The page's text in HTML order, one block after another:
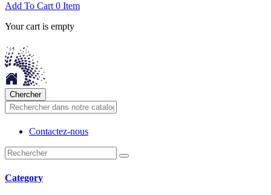
Add To Cart 0 Item
Your cart is empty
Chercher
Contactez-nous
Category